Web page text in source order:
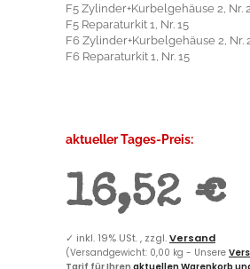
F5 Zylinder+Kurbelgehäuse 2, Nr.
F5 Reparaturkit 1, Nr. 15
F6 Zylinder+Kurbelgehäuse 2, Nr.
F6 Reparaturkit 1, Nr. 15
aktueller Tages-Preis:
16,52 €
✓ inkl. 19% USt. , zzgl.Versand
(Versandgewicht: 0,00 kg - Unsere